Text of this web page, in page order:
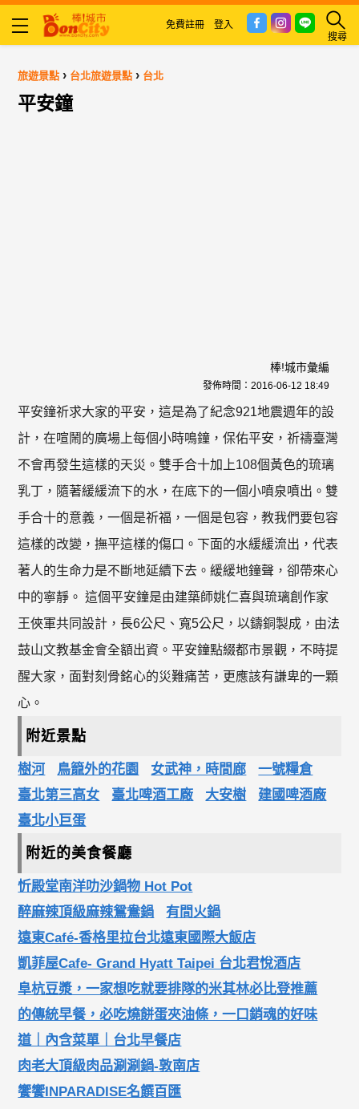
搜尋
免費註冊 登入
旅遊景點 › 台北旅遊景點 › 台北
平安鐘
棒!城市彙編
發佈時間： 2016-06-12 18:49
平安鐘祈求大家的平安，這是為了紀念921地震週年的設
計，在喧鬧的廣場上每個小時鳴鐘，保佑平安，祈禱臺灣
不會再發生這樣的天災。雙手合十加上108個黃色的琉璃
乳丁，隨著緩緩流下的水，在底下的一個小噴泉噴出。雙
手合十的意義，一個是祈福，一個是包容，教我們要包容
這樣的改變，撫平這樣的傷口。下面的水緩緩流出，代表
著人的生命力是不斷地延續下去。緩緩地鐘聲，卻帶來心
中的寧靜。 這個平安鐘是由建築師姚仁喜與琉璃創作家
王俠軍共同設計，長6公尺、寬5公尺，以鑄銅製成，由法
鼓山文教基金會全額出資。平安鐘點綴都市景觀，不時提
醒大家，面對刻骨銘心的災難痛苦，更應該有謙卑的一顆
心。
附近景點
樹河 鳥籠外的花園 女武神，時間廊
一號糧倉
臺北第三高女
臺北啤酒工廠 大安樹
建國啤酒廠
臺北小巨蛋
附近的美食餐廳
忻殿堂南洋叻沙鍋物 Hot Pot
醉麻辣頂級麻辣鴛鴦鍋
有間火鍋
遠東Café-香格里拉台北遠東國際大飯店
凱菲屋Cafe- Grand Hyatt Taipei 台北君悅酒店
阜杭豆漿，一家想吃就要排隊的米其林必比登推薦
的傳統早餐，必吃燒餅蛋夾油條，一口銷魂的好味
道｜內含菜單｜台北早餐店
肉老大頂級肉品涮涮鍋-敦南店
饗饗INPARADISE名饌百匯